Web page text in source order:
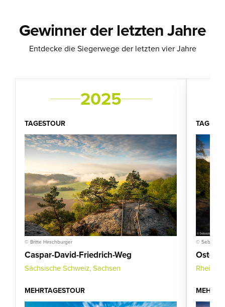
Gewinner der letzten Jahre
Entdecke die Siegerwege der letzten vier Jahre
2025
TAGESTOUR
© Britte Hirschburger
Caspar-David-Friedrich-Weg
Sächsische Schweiz, Sachsen
MEHRTAGESTOUR
© Sebastian